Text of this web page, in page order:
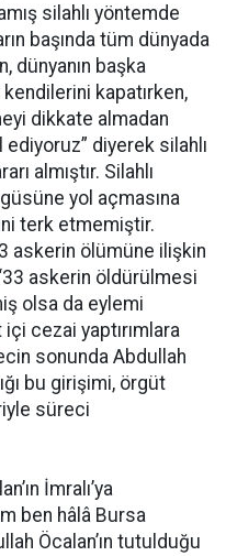
silahlı yöntemde
başında tüm dünyada
dünyanın başka
kapatırken,
dikkate almadan
diyerek silahlı
almıştır. Silahlı
yol açmasına
terk etmemiştir.
askerin ölümüne ilişkin
askerin öldürülmesi
olsa da eylemi
cezai yaptırımlara
sonunda Abdullah
bu girişimi, örgüt
süreci
İmralı’ya
ben hâlâ Bursa
Öcalan’ın tutulduğu